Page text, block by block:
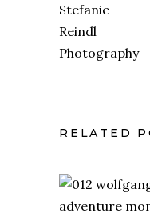
RELATED